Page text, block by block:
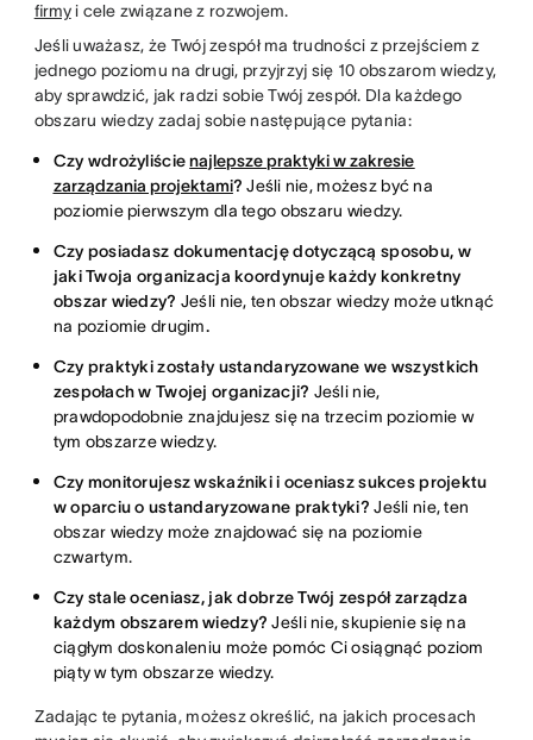
firmyi cele związane z rozwojem.
Jeśli uważasz, że Twój zespół ma trudności z przejściem z
jednego poziomu na drugi, przyjrzyj się 10 obszarom wiedzy,
aby sprawdzić, jak radzi sobie Twój zespół. Dla każdego
obszaru wiedzy zadaj sobie następujące pytania:
Czy wdrożyliścienajlepsze praktyki w zakresie
zarządzania projektami?Jeśli nie, możesz być na
poziomie pierwszym dla tego obszaru wiedzy.
Czy posiadasz dokumentację dotyczącą sposobu, w
jaki Twoja organizacja koordynuje każdy konkretny
obszar wiedzy? Jeśli nie, ten obszar wiedzy może utknąć
na poziomie drugim.
Czy praktyki zostały ustandaryzowane we wszystkich
zespołach w Twojej organizacji? Jeśli nie,
prawdopodobnie znajdujesz się na trzecim poziomie w
tym obszarze wiedzy.
Czy monitorujesz wskaźniki i oceniasz sukces projektu
w oparciu o ustandaryzowane praktyki?Jeśli nie, ten
obszar wiedzy może znajdować się na poziomie
czwartym.
Czy stale oceniasz, jak dobrze Twój zespół zarządza
każdym obszarem wiedzy?Jeśli nie, skupienie się na
ciągłym doskonaleniu może pomóc Ci osiągnąć poziom
piąty w tym obszarze wiedzy.
Zadając te pytania, możesz określić, na jakich procesach